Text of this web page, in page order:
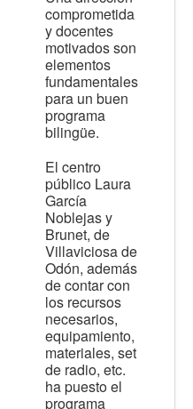
comprometida
y docentes
motivados son
elementos
fundamentales
para un buen
programa
bilingüe.
El centro
público Laura
García
Noblejas y
Brunet, de
Villaviciosa de
Odón, además
de contar con
los recursos
necesarios,
equipamiento,
materiales, set
de radio, etc.
ha puesto el
programa